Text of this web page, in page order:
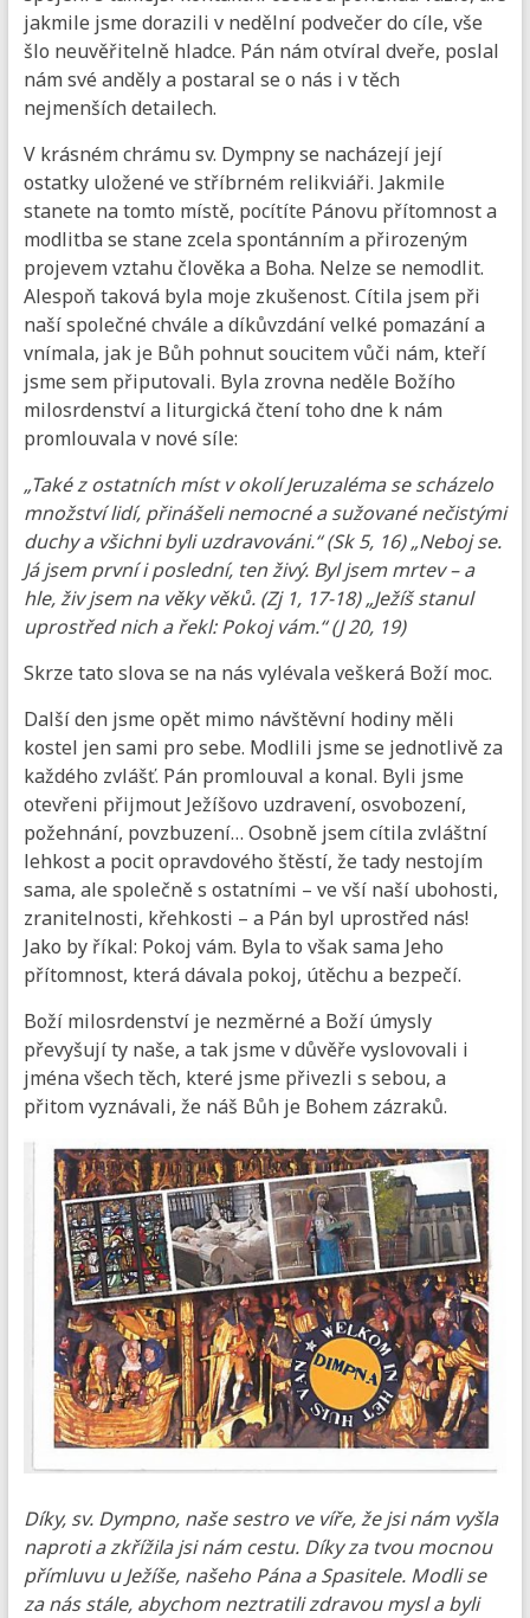
jakmile jsme dorazili v nedělní podvečer do cíle, vše
šlo neuvěřitelně hladce. Pán nám otvíral dveře, poslal
nám své anděly a postaral se o nás i v těch
nejmenších detailech.
V krásném chrámu sv. Dympny se nacházejí její
ostatky uložené ve stříbrném relikviáři. Jakmile
stanete na tomto místě, pocítíte Pánovu přítomnost a
modlitba se stane zcela spontánním a přirozeným
projevem vztahu člověka a Boha. Nelze se nemodlit.
Alespoň taková byla moje zkušenost. Cítila jsem při
naší společné chvále a díkůvzdání velké pomazání a
vnímala, jak je Bůh pohnut soucitem vůči nám, kteří
jsme sem připutovali. Byla zrovna neděle Božího
milosrdenství a liturgická čtení toho dne k nám
promlouvala v nové síle:
„Také z ostatních míst v okolí Jeruzaléma se scházelo
množství lidí, přinášeli nemocné a sužované nečistými
duchy a všichni byli uzdravováni.“ (Sk 5, 16) „Neboj se.
Já jsem první i poslední, ten živý. Byl jsem mrtev – a
hle, živ jsem na věky věků. (Zj 1, 17-18) „Ježíš stanul
uprostřed nich a řekl: Pokoj vám.“ (J 20, 19)
Skrze tato slova se na nás vylévala veškerá Boží moc.
Další den jsme opět mimo návštěvní hodiny měli
kostel jen sami pro sebe. Modlili jsme se jednotlivě za
každého zvlášť. Pán promlouval a konal. Byli jsme
otevřeni přijmout Ježíšovo uzdravení, osvobození,
požehnání, povzbuzení… Osobně jsem cítila zvláštní
lehkost a pocit opravdového štěstí, že tady nestojím
sama, ale společně s ostatními – ve vší naší ubohosti,
zranitelnosti, křehkosti – a Pán byl uprostřed nás!
Jako by říkal: Pokoj vám. Byla to však sama Jeho
přítomnost, která dávala pokoj, útěchu a bezpečí.
Boží milosrdenství je nezměrné a Boží úmysly
převyšují ty naše, a tak jsme v důvěře vyslovovali i
jména všech těch, které jsme přivezli s sebou, a
přitom vyznávali, že náš Bůh je Bohem zázraků.
Díky, sv. Dympno, naše sestro ve víře, že jsi nám vyšla
naproti a zkřížila jsi nám cestu. Díky za tvou mocnou
přímluvu u Ježíše, našeho Pána a Spasitele. Modli se
za nás stále, abychom neztratili zdravou mysl a byli